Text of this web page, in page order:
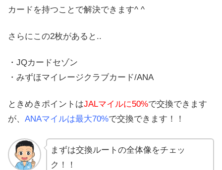
カードを持つことで解決できます^ ^
さらにこの2枚があると..
・JQカードセゾン
・みずほマイレージクラブカード/ANA
ときめきポイントはJALマイルに50%で交換できます
が、 ANAマイルは最大70%で交換できます！！
まずは交換ルートの全体像をチェッ
ク！！